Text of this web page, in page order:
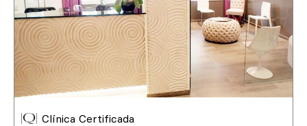
Clínica Certificada